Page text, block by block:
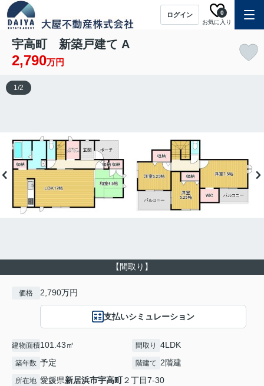
ログイン
お気に入り
0
宇高町 新築戸建て A
2,790万円
【間取り】
1/2
価格 2,790万円
支払いシミュレーション
建物面積101.43㎡ 間取り 4LDK
築年数 予定 階建て 2階建
所在地 愛媛県新居浜市宇高町２丁目7-30